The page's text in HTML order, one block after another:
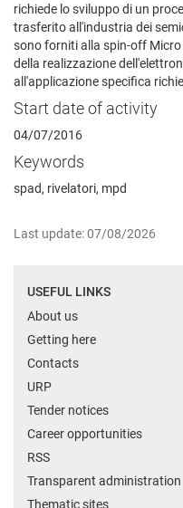
richiede lo sviluppo di un
trasferito all'industria dei
sono forniti alla spin-off Micro
della realizzazione
all'applicazione specifica
Start date of activity
04/07/2016
Keywords
spad, rivelatori, mpd
Last update: 07/08/2026
USEFUL LINKS
About us
Getting here
Contacts
URP
Tender notices
Career opportunities
RSS
Transparent administration
Thematic sites